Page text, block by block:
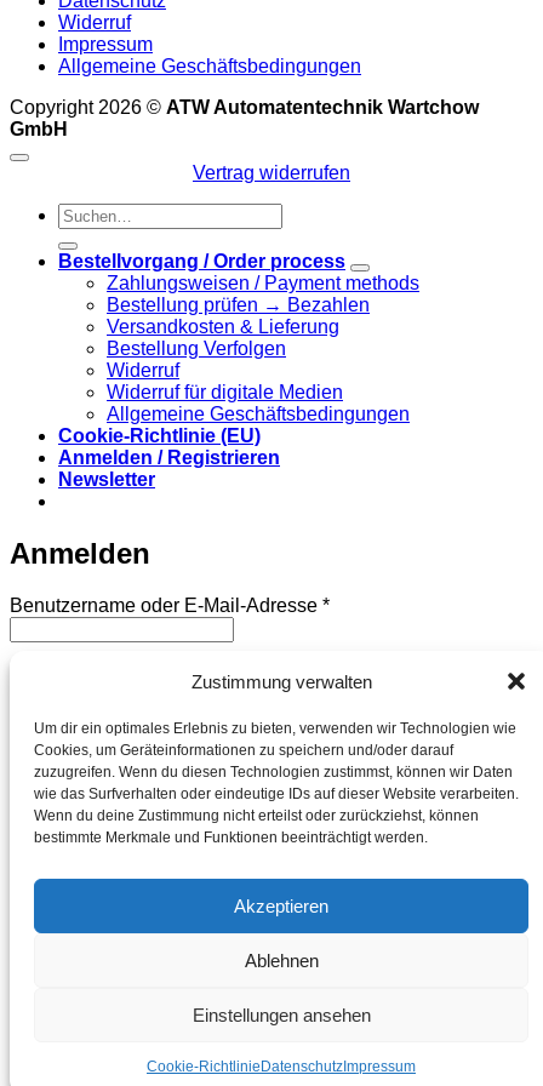
Zustimmung verwalten
Um dir ein optimales Erlebnis zu bieten, verwenden wir Technologien wie
Cookies, um Geräteinformationen zu speichern und/oder darauf
zuzugreifen. Wenn du diesen Technologien zustimmst, können wir Daten
wie das Surfverhalten oder eindeutige IDs auf dieser Website verarbeiten.
Wenn du deine Zustimmung nicht erteilst oder zurückziehst, können
bestimmte Merkmale und Funktionen beeinträchtigt werden.
Akzeptieren
Ablehnen
Einstellungen ansehen
Cookie-Richtlinie Datenschutz Impressum
Widerruf
Impressum
Allgemeine Geschäftsbedingungen
Copyright 2026 © ATW Automatentechnik Wartchow
GmbH
Vertrag widerrufen
Suchen
nach:
Bestellvorgang / Order process
Zahlungsweisen / Payment methods
Bestellung prüfen → Bezahlen
Versandkosten & Lieferung
Bestellung Verfolgen
Widerruf
Widerruf für digitale Medien
Allgemeine Geschäftsbedingungen
Cookie-Richtlinie (EU)
Anmelden / Registrieren
Newsletter
Anmelden
Benutzername oder E-Mail-Adresse *Erforderlich
Erforderlich
Angemeldet bleiben Anmelden
Passwort vergessen?
Registrieren
E-Mail-Adresse Erforderlich
Ein Link zum Erstellen eines neuen Passworts wird an deine
diese. I have read and accept the privacy policy